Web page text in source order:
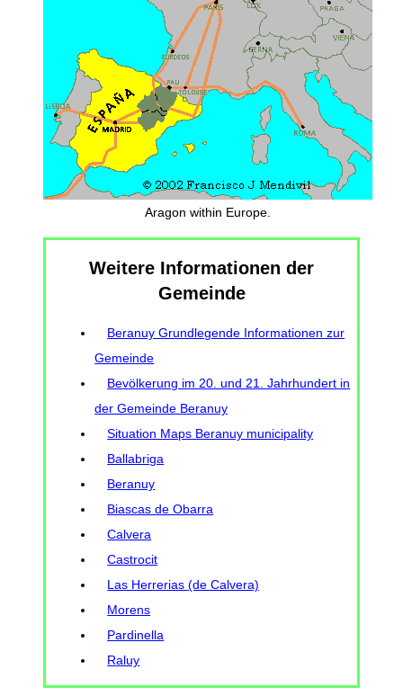
Aragon within Europe.
Weitere Informationen der
Gemeinde
Beranuy Grundlegende Informationen zur
Gemeinde
Bevölkerung im 20. und 21. Jahrhundert in
der Gemeinde Beranuy
Situation Maps Beranuy municipality
Ballabriga
Beranuy
Biascas de Obarra
Calvera
Castrocit
Las Herrerias (de Calvera)
Morens
Pardinella
Raluy